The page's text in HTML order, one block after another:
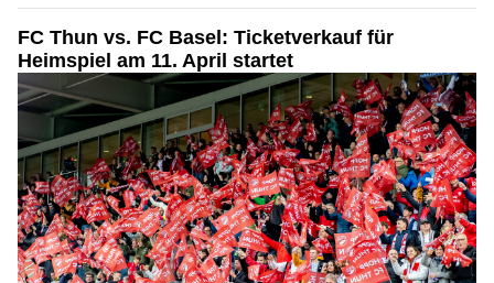
FC Thun vs. FC Basel: Ticketverkauf für
Heimspiel am 11. April startet